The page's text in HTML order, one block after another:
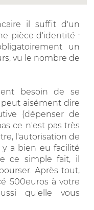
il suffit d'un
pièce d'identité :
un
vu le nombre de
besoin de se
aisément dire
(dépenser de
ce n'est pas très
l'autorisation de
a bien eu facilité
ce simple fait, il
Après tout,
500euros à votre
qu'elle vous